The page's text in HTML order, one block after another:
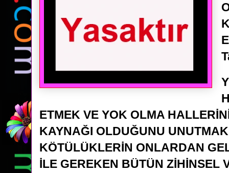
ETMEK VE YOK OLMA
KAYNAĞI OLDUĞUNU
KÖTÜLÜKLERİN ONLARDAN
İLE GEREKEN BÜTÜN ZİHİNSEL